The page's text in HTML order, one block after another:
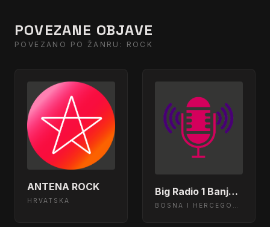
POVEZANE OBJAVE
POVEZANO PO ŽANRU: ROCK
ANTENA ROCK
HRVATSKA
Big Radio 1 Banja Luka